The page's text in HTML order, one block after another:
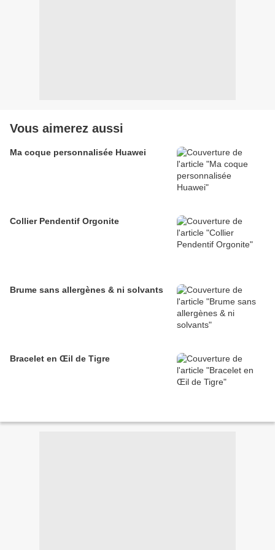
Vous aimerez aussi
Ma coque personnalisée Huawei
Collier Pendentif Orgonite
Brume sans allergènes & ni solvants
Bracelet en Œil de Tigre